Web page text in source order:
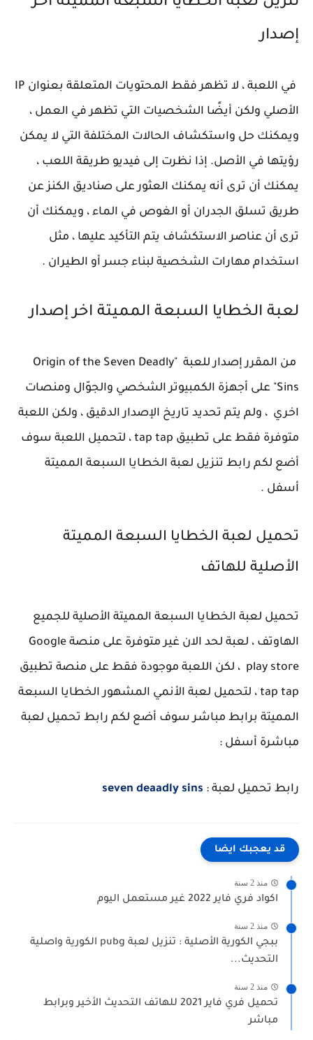
إصدار
في اللعبة ، لا تظهر فقط المحتويات المتعلقة بعنوان IP
الأصلي ولكن أيضًا الشخصيات التي تظهر في العمل ،
ويمكنك حل واستكشاف الحالات المختلفة التي لا يمكن
رؤيتها في الأصل. إذا نظرت إلى فيديو طريقة اللعب ،
يمكنك أن ترى أنه يمكنك العثور على صناديق الكنز عن
طريق تسلق الجدران أو الغوص في الماء ، ويمكنك أن
ترى أن عناصر الاستكشاف يتم التأكيد عليها ، مثل
استخدام مهارات الشخصية لبناء جسر أو الطيران .
لعبة الخطايا السبعة المميتة اخر إصدار
من المقرر إصدار للعبة "Origin of the Seven Deadly
Sins" على أجهزة الكمبيوتر الشخصي والجوّال ومنصات
اخري ، ولم يتم تحديد تاريخ الإصدار الدقيق ، ولكن اللعبة
متوفرة فقط على تطبيق tap tap ، لتحميل اللعبة سوف
أضع لكم رابط تنزيل لعبة الخطايا السبعة المميتة
أسفل .
تحميل لعبة الخطايا السبعة المميتة
الأصلية للهاتف
تحميل لعبة الخطايا السبعة المميتة الأصلية للجميع
الهاوتف ، لعبة لحد الان غير متوفرة على منصة Google
play store ، لكن اللعبة موجودة فقط على منصة تطبيق
tap tap ، لتحميل لعبة الأنمي المشهور الخطايا السبعة
المميتة برابط مباشر سوف أضع لكم رابط تحميل لعبة
مباشرة أسفل :
رابط تحميل لعبة : seven deaadly sins
قد يعجبك ايضا
منذ 2 سنة
اكواد فري فاير 2022 غير مستعمل اليوم
منذ 2 سنة
ببجي الكورية الأصلية : تنزيل لعبة pubg الكورية واصلية
التحديث...
منذ 2 سنة
تحميل فري فاير 2021 للهاتف التحديث الأخير وبرابط
مباشر